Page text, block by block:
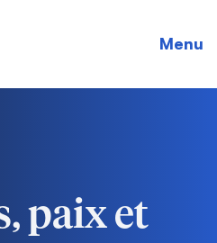
Menu
paix et